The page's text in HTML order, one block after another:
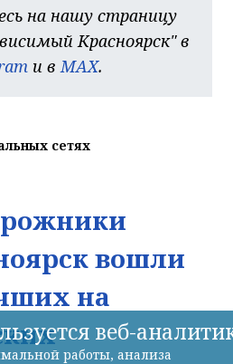
на нашу страницу
Красноярск" в
и в MAX.
сетях
вошли
на
веб-
работы, анализа